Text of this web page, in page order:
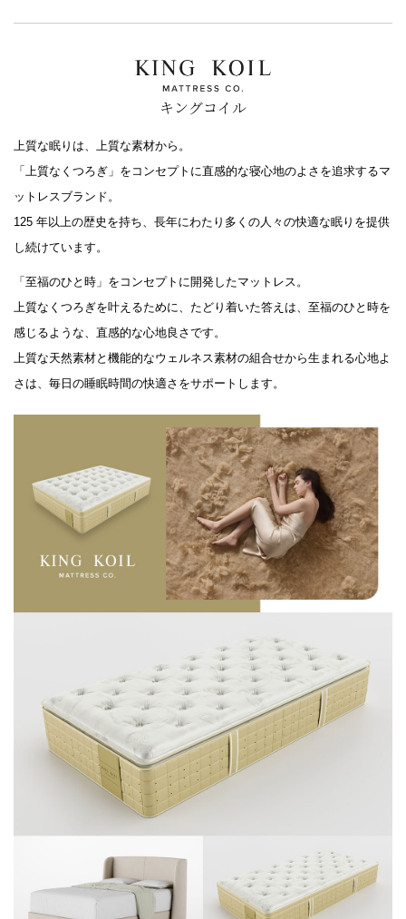
キングコイル
上質な眠りは、上質な素材から。
「上質なくつろぎ」をコンセプトに直感的な寝心地のよさを追求するマ
ットレスブランド。
125 年以上の歴史を持ち、長年にわたり多くの人々の快適な眠りを提供
し続けています。
「至福のひと時」をコンセプトに開発したマットレス。
上質なくつろぎを叶えるために、たどり着いた答えは、至福のひと時を
感じるような、直感的な心地良さです。
上質な天然素材と機能的なウェルネス素材の組合せから生まれる心地よ
さは、毎日の睡眠時間の快適さをサポートします。